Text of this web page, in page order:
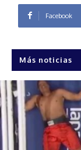
Facebook
Más noticias